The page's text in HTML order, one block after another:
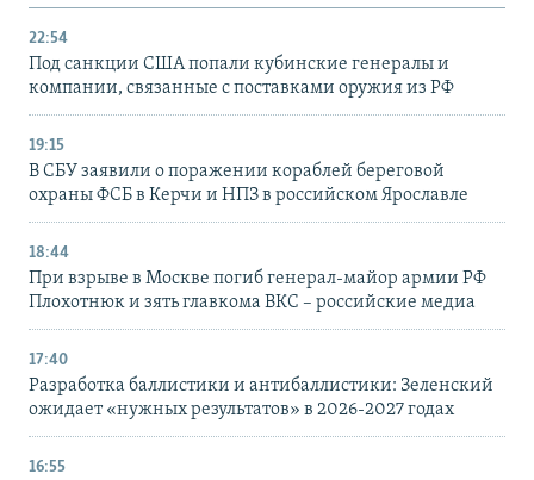
22:54
Под санкции США попали кубинские генералы и
компании, связанные с поставками оружия из РФ
19:15
В СБУ заявили о поражении кораблей береговой
охраны ФСБ в Керчи и НПЗ в российском Ярославле
18:44
При взрыве в Москве погиб генерал-майор армии РФ
Плохотнюк и зять главкома ВКС – российские медиа
17:40
Разработка баллистики и антибаллистики: Зеленский
ожидает «нужных результатов» в 2026-2027 годах
16:55